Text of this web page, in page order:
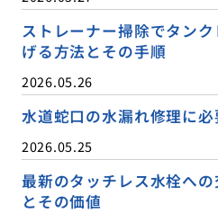
ストレーナー掃除でタン
げる方法とその手順
2026.05.26
水道蛇口の水漏れ修理に
2026.05.25
最新のタッチレス水栓へ
とその価値